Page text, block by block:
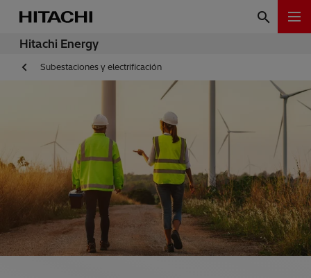
Hitachi Energy
Subestaciones y electrificación